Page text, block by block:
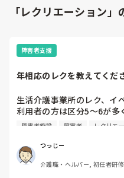
「レクリエーション
障害者支援
年相応のレクを教えてくだ
生活介護事業所のレク、イ
利用者の方は区分5〜6が
度〜最重度の方々です。
ントになりがちです。
みなさん30代なので、年相
る企画のアイデアはないで
障害者施設 障害者 レクリエ
つっじー
介護職・ヘルパー, 初任者研